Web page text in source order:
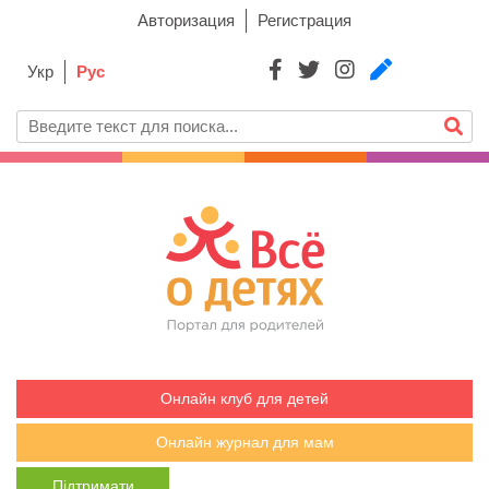
Авторизация Регистрация
Укр Рус
Онлайн клуб для детей
Онлайн журнал для мам